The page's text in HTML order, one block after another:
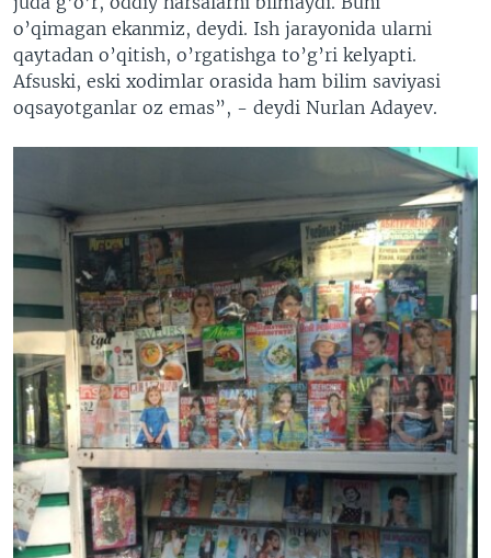
o’qimagan ekanmiz, deydi. Ish jarayonida ularni
qaytadan o’qitish, o’rgatishga to’g’ri kelyapti.
Afsuski, eski xodimlar orasida ham bilim saviyasi
oqsayotganlar oz emas”, - deydi Nurlan Adayev.